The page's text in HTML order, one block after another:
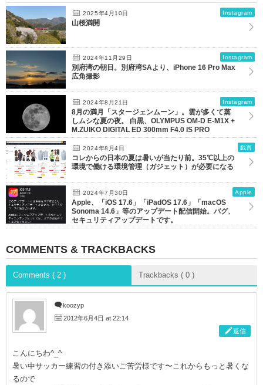
2025年4月10日 Instagram
山桜満開
2024年11月29日 Instagram
別府湾の朝日。別府湾SAより、iPhone 16 Pro Max
広角撮影
2024年8月21日 Instagram
8月の満月「スタージェンムーン」。雲が多くて蒸
しムシな夏の夜。 白黒、OLYMPUS OM-D E-M1X +
M.ZUIKO DIGITAL ED 300mm F4.0 IS PRO
2024年8月4日 戯言
コレからの日本の夏は暑いが当たり前。35℃以上の
環境で働ける環境管理（ガジェット）が必要になる
2024年7月30日 Apple
Apple、「iOS 17.6」「iPadOS 17.6」「macOS
Sonoma 14.6」等のアップデート配信開始。バグ、
セキュリティアップデートです。
COMMENTS & TRACKBACKS
Comments ( 2 ) Trackbacks ( 0 )
koozyp
2012年6月4日 at 22:14
返信
こんにちわ^_^
暑い中サッカー練習の付き添いご苦労様です〜これからもっと暑くな
るので